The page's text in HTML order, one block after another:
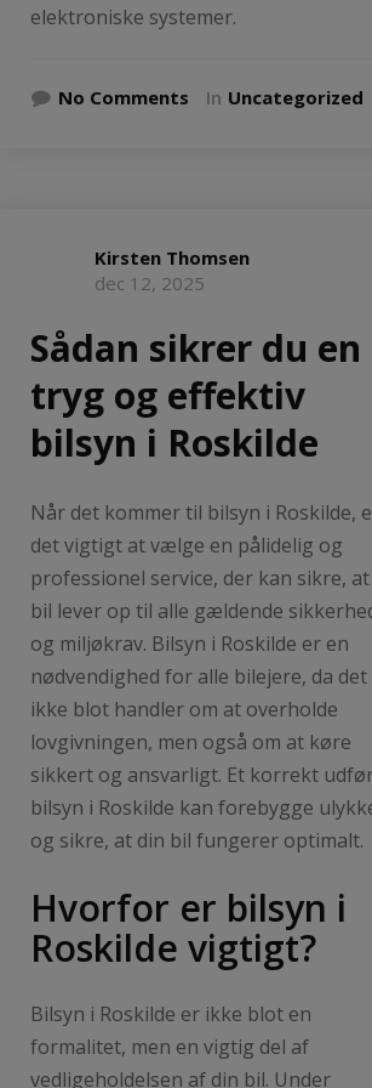
elektroniske systemer.
No Comments In Uncategorized
Kirsten Thomsen
dec 12, 2025
Sådan sikrer du en
tryg og effektiv
bilsyn i Roskilde
Når det kommer til bilsyn i Roskilde,
det vigtigt at vælge en pålidelig og
professionel service, der kan sikre,
bil lever op til alle gældende
og miljøkrav. Bilsyn i Roskilde er en
nødvendighed for alle bilejere, da det
ikke blot handler om at overholde
lovgivningen, men også om at køre
sikkert og ansvarligt. Et korrekt
bilsyn i Roskilde kan forebygge
og sikre, at din bil fungerer optimalt.
Hvorfor er bilsyn i
Roskilde vigtigt?
Bilsyn i Roskilde er ikke blot en
formalitet, men en vigtig del af
vedligeholdelsen af din bil. Under